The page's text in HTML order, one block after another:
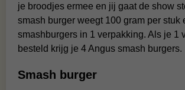
je broodjes ermee en jij gaat de show
smash burger weegt 100 gram per stuk
smashburgers in 1 verpakking. Als je 1
besteld krijg je 4 Angus smash burgers.
Smash burger